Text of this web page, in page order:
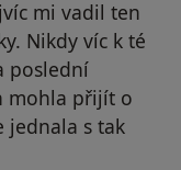
mi vadil ten
Nikdy víc k té
poslední
mohla přijít o
jednala s tak